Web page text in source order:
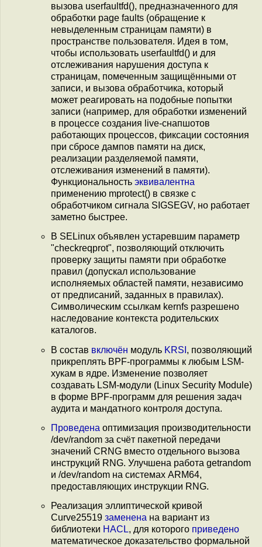
вызова userfaultfd(), предназначенного для
обработки page faults (обращение к
невыделенным страницам памяти) в
пространстве пользователя. Идея в том,
чтобы использовать userfaultfd() и для
отслеживания нарушения доступа к
страницам, помеченным защищёнными от
записи, и вызова обработчика, который
может реагировать на подобные попытки
записи (например, для обработки изменений
в процессе создания live-снапшотов
работающих процессов, фиксации состояния
при сбросе дампов памяти на диск,
реализации разделяемой памяти,
отслеживания изменений в памяти).
Функциональность эквивалентна
применению mprotect() в связке с
обработчиком сигнала SIGSEGV, но работает
заметно быстрее.
В SELinux объявлен устаревшим параметр
"checkreqprot", позволяющий отключить
проверку защиты памяти при обработке
правил (допускал использование
исполняемых областей памяти, независимо
от предписаний, заданных в правилах).
Символическим ссылкам kernfs разрешено
наследование контекста родительских
каталогов.
В состав включён модуль KRSI , позволяющий
прикреплять BPF-программы к любым LSM-
хукам в ядре. Изменение позволяет
создавать LSM-модули (Linux Security Module)
в форме BPF-программ для решения задач
аудита и мандатного контроля доступа.
Проведена оптимизация производительности
/dev/random за счёт пакетной передачи
значений CRNG вместо отдельного вызова
инструкций RNG. Улучшена работа getrandom
и /dev/random на системах ARM64,
предоставляющих инструкции RNG.
Реализация эллиптической кривой
Curve25519 заменена на вариант из
библиотеки HACL, для которого приведено
математическое доказательство формальной